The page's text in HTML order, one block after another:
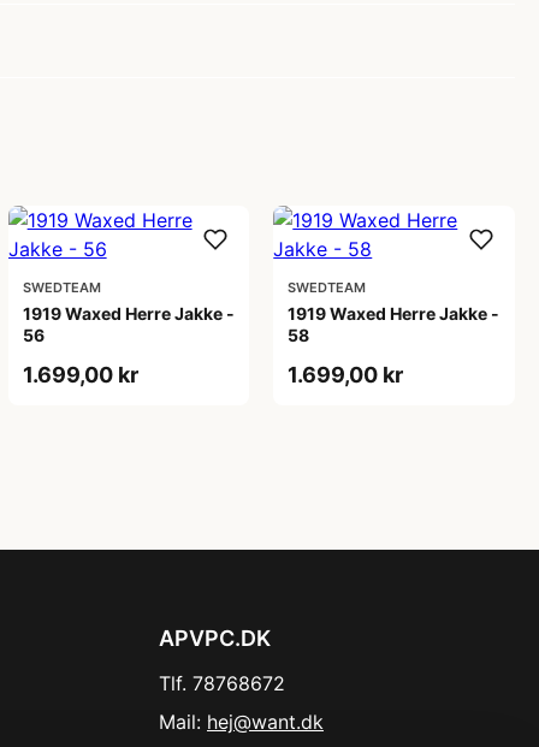
SWEDTEAM
1919 Waxed Herre Jakke -
56
1.699,00 kr
SWEDTEAM
1919 Waxed Herre Jakke -
58
1.699,00 kr
APVPC.DK
Tlf. 78768672
Mail: hej@want.dk